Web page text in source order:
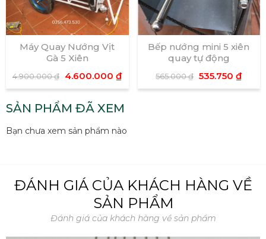
Máy Quay Nướng Vịt
Gà 5 Xiên
4.900.000₫ 4.600.000₫
Bếp nướng mini 5 xiên
quay tự động
565.000₫ 535.750₫
SẢN PHẨM ĐÃ XEM
Bạn chưa xem sản phẩm nào
ĐÁNH GIÁ CỦA KHÁCH HÀNG VỀ
SẢN PHẨM
Đánh giá của khách hàng về sản phẩm